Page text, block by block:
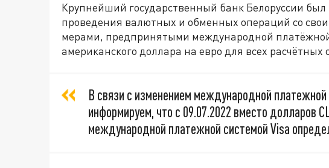
Крупнейший государственный банк Белоруссии
проведения валютных и обменных операций со
мерами, предпринятыми международной
американского доллара на евро для всех расчётных
В связи с изменением международной
информируем, что с 09.07.2022 вместо долларов
международной платежной системой Visa